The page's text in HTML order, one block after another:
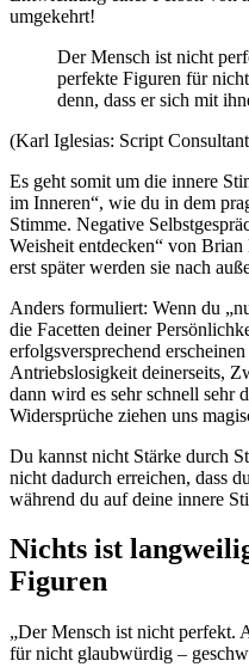
umgekehrt!
Der Mensch ist nicht
perfekte Figuren für
denn, dass er sich mit
(Karl Iglesias: Script
Es geht somit um die innere
im Inneren“, wie du in dem
Stimme. Negative
Weisheit entdecken“ von
erst später werden sie nach
Anders formuliert: Wenn du
die Facetten deiner
erfolgsversprechend
Antriebslosigkeit deinerseits,
dann wird es sehr schnell sehr
Widersprüche ziehen uns
Du kannst nicht Stärke durch
nicht dadurch erreichen, dass
während du auf deine innere
Nichts ist
Figuren
„Der Mensch ist nicht perfekt.
für nicht glaubwürdig –